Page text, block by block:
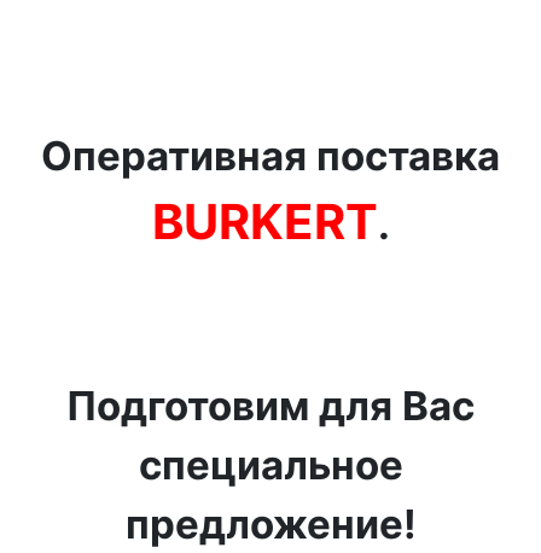
Оперативная поставка
BURKERT.
Подготовим для Вас
специальное
предложение!